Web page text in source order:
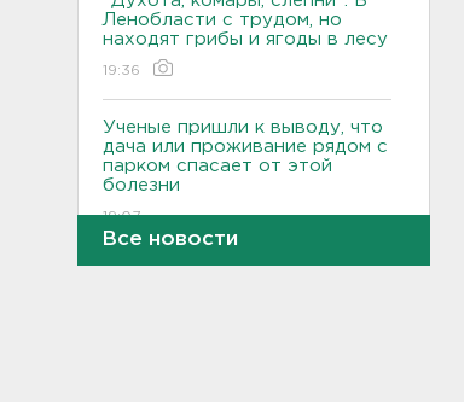
Ленобласти с трудом, но
находят грибы и ягоды в лесу
19:36
Ученые пришли к выводу, что
дача или проживание рядом с
парком спасает от этой
болезни
19:07
Все новости